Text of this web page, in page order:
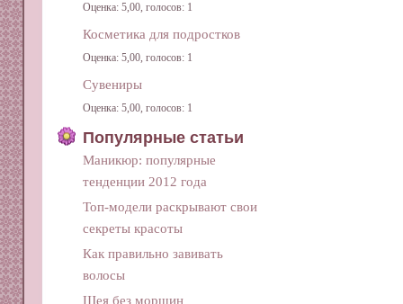
Оценка: 5,00, голосов: 1
Косметика для подростков
Оценка: 5,00, голосов: 1
Сувениры
Оценка: 5,00, голосов: 1
Популярные статьи
Маникюр: популярные
тенденции 2012 года
Топ-модели раскрывают свои
секреты красоты
Как правильно завивать
волосы
Шея без морщин